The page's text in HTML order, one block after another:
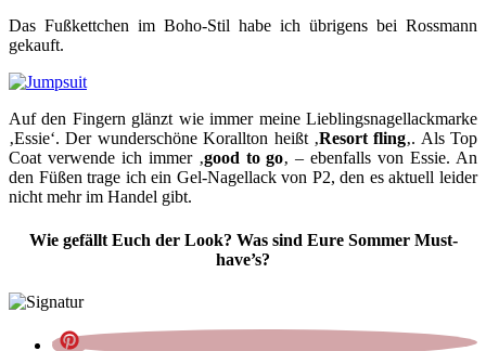
Das Fußkettchen im Boho-Stil habe ich übrigens bei Rossmann
gekauft.
Auf den Fingern glänzt wie immer meine Lieblingsnagellackmarke
‚Essie‘. Der wunderschöne Korallton heißt ‚Resort fling‚. Als Top
Coat verwende ich immer ‚good to go‚ – ebenfalls von Essie. An
den Füßen trage ich ein Gel-Nagellack von P2, den es aktuell leider
nicht mehr im Handel gibt.
Wie gefällt Euch der Look? Was sind Eure Sommer Must-
have’s?